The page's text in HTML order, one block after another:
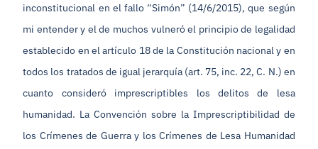
inconstitucional en el fallo “Simón” (14/6/2015), que según
mi entender y el de muchos vulneró el principio de legalidad
establecido en el artículo 18 de la Constitución nacional y en
todos los tratados de igual jerarquía (art. 75, inc. 22, C. N.) en
cuanto consideró imprescriptibles los delitos de lesa
humanidad. La Convención sobre la Imprescriptibilidad de
los Crímenes de Guerra y los Crímenes de Lesa Humanidad